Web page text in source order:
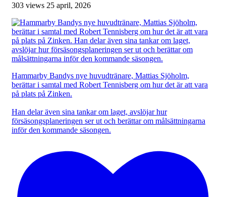
303 views 25 april, 2026
Hammarby Bandys nye huvudtränare, Mattias Sjöholm,
berättar i samtal med Robert Tennisberg om hur det är att vara
på plats på Zinken.
Han delar även sina tankar om laget, avslöjar hur
försäsongsplaneringen ser ut och berättar om målsättningarna
inför den kommande säsongen.